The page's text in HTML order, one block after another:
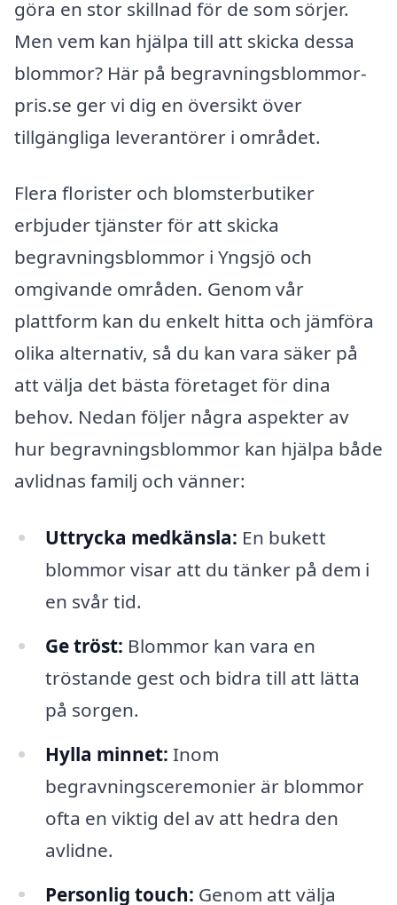
göra en stor skillnad för de som sörjer.
Men vem kan hjälpa till att skicka dessa
blommor? Här på begravningsblommor-
pris.se ger vi dig en översikt över
tillgängliga leverantörer i området.
Flera florister och blomsterbutiker
erbjuder tjänster för att skicka
begravningsblommor i Yngsjö och
omgivande områden. Genom vår
plattform kan du enkelt hitta och jämföra
olika alternativ, så du kan vara säker på
att välja det bästa företaget för dina
behov. Nedan följer några aspekter av
hur begravningsblommor kan hjälpa både
avlidnas familj och vänner:
Uttrycka medkänsla: En bukett
blommor visar att du tänker på dem i
en svår tid.
Ge tröst: Blommor kan vara en
tröstande gest och bidra till att lätta
på sorgen.
Hylla minnet: Inom
begravningsceremonier är blommor
ofta en viktig del av att hedra den
avlidne.
Personlig touch: Genom att välja